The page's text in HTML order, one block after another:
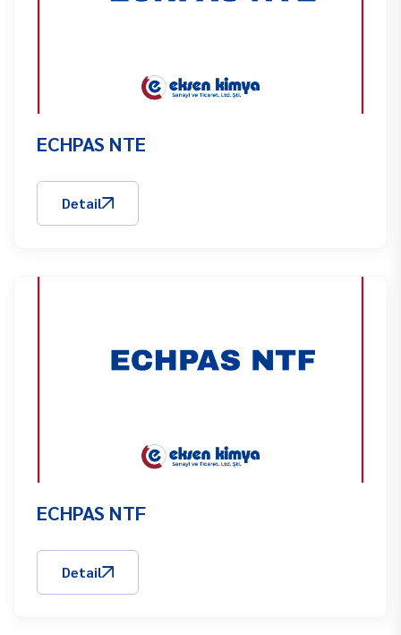
ECHPAS NTE
Detail
ECHPAS NTF
Detail